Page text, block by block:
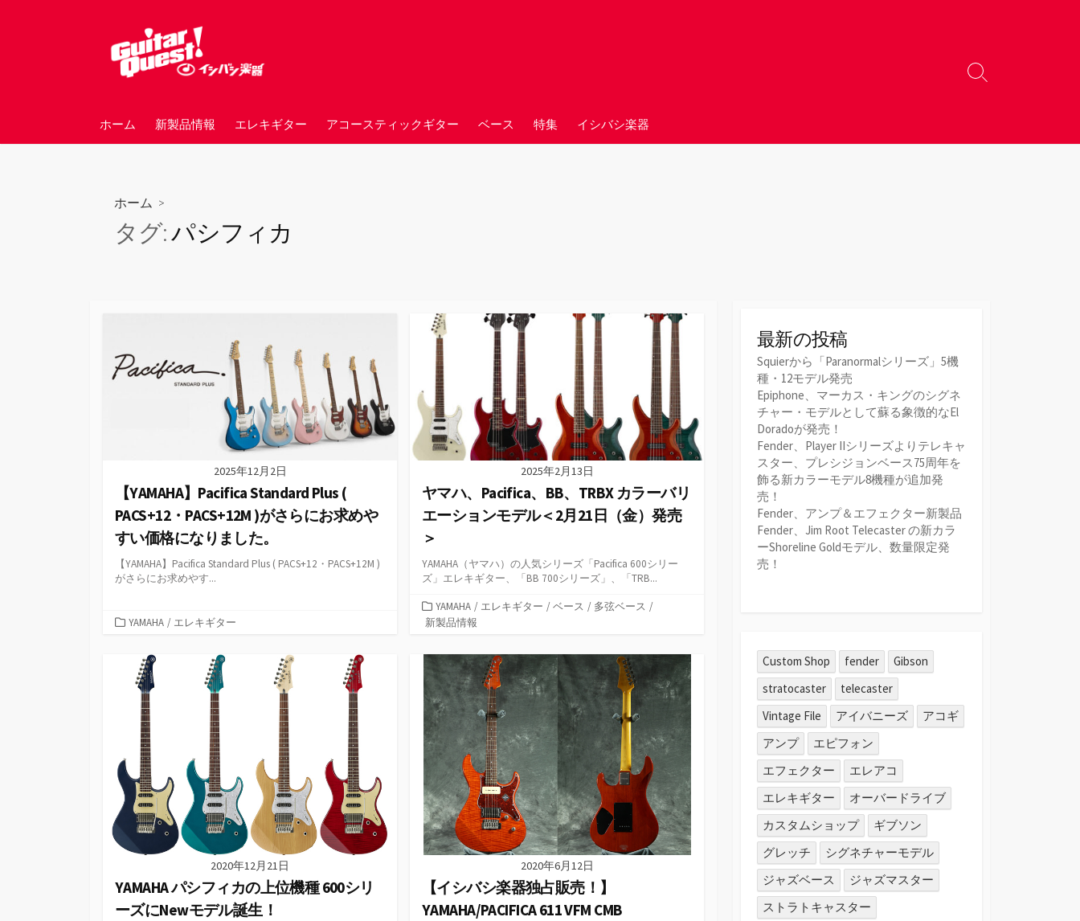
ホーム 新製品情報 エレキギター アコースティックギター ベース 特集 イシバシ楽器
検
替
ホーム >
タグ:パシフィカ
2025年12月2日
【YAMAHA】Pacifica Standard Plus (
PACS+12・PACS+12M )がさらにお求めや
すい価格になりました。
【YAMAHA】Pacifica Standard Plus ( PACS+12・PACS+12M )
がさらにお求めやす...
カYAMAHA / エレキギター
2025年2月13日
ヤマハ、Pacifica、BB、TRBX カラーバリ
エーションモデル＜2月21日（金）発売
＞
YAMAHA（ヤマハ）の人気シリーズ「Pacifica 600シリー
ズ」エレキギター、「BB 700シリーズ」、「TRB...
カ
テ
リ
ー
YAMAHA / エレキギター / ベース / 多弦ベース /
新製品情報
2020年12月21日
YAMAHA パシフィカの上位機種 600シリ
ーズにNewモデル誕生！
2020年6月12日
【イシバシ楽器独占販売！】
YAMAHA/PACIFICA 611 VFM CMB
最新の投稿
Squierから「Paranormalシリーズ」5機
種・12モデル発売
Epiphone、マーカス・キングのシグネ
チャー・モデルとして蘇る象徴的なEl
Doradoが発売！
Fender、Player IIシリーズよりテレキャ
スター、プレシジョンベース75周年を
飾る新カラーモデル8機種が追加発
売！
Fender、アンプ＆エフェクター新製品
Fender、Jim Root Telecaster の新カラ
ーShoreline Goldモデル、数量限定発
売！
Custom Shop fender
Gibson
stratocaster
telecaster
Vintage File
アイバニーズ
アコギ
アンプ
エピフォン
エフェクター
エレアコ
エレキギター
オーバードライブ
カスタムショップ
ギブソン
グレッチ
シグネチャーモデル
ジャズベース
ジャズマスター
ストラトキャスター